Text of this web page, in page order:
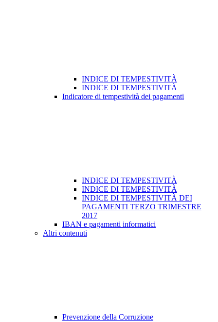
INDICE DI TEMPESTIVITÀ
INDICE DI TEMPESTIVITÀ
Indicatore di tempestività dei pagamenti
INDICE DI TEMPESTIVITÀ
INDICE DI TEMPESTIVITÀ
INDICE DI TEMPESTIVITÀ DEI
PAGAMENTI TERZO TRIMESTRE
2017
IBAN e pagamenti informatici
Altri contenuti
Prevenzione della Corruzione